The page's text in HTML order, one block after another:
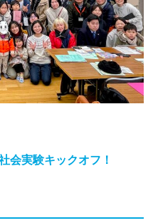
会実験キックオフ！